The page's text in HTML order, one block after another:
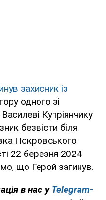
захисник із
одного зі
Купріянчику
безвісти біля
Покровського
22 березня 2024
що Герой загинув.
в нас у Telegram-